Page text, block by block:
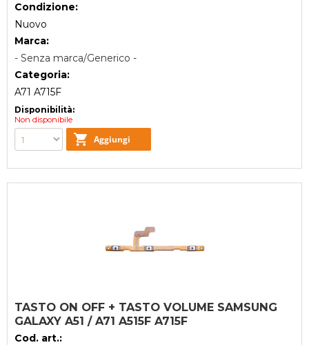
Condizione:
Nuovo
Marca:
- Senza marca/Generico -
Categoria:
A71 A715F
Disponibilità:
Non disponibile
TASTO ON OFF + TASTO VOLUME SAMSUNG
GALAXY A51 / A71 A515F A715F
Cod. art.: